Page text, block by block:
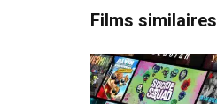
Films similaires